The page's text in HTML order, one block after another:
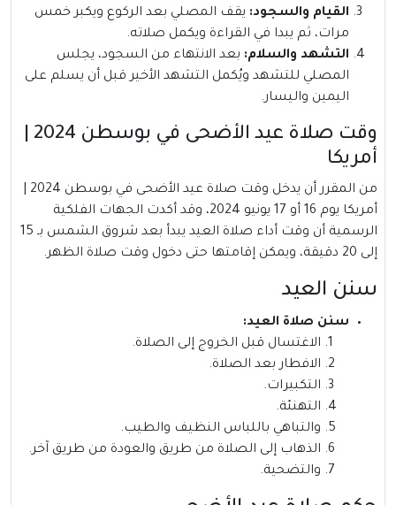
القيام والسجود: يقف المصلي بعد الركوع ويكبر خمس
مرات، ثم يبدا في القراءة ويكمل صلاته.
التشهد والسلام: بعد الانتهاء من السجود، يجلس
المصلي للتشهد ويُكمل التشهد الأخير قبل أن يسلم على
اليمين واليسار.
أمريكا
أمريكا يوم 16 أو 17 يونيو 2024، وقد أكدت الجهات الفلكية
الرسمية أن وقت أداء صلاة العيد يبدأ بعد شروق الشمس بـ 15
إلى 20 دقيقة، ويمكن إقامتها حتى دخول وقت صلاة الظهر.
سنن العيد
سنن صلاة العيد:
الاغتسال قبل الخروج إلى الصلاة.
الافطار بعد الصلاة.
التكبيرات.
التهنئة.
والتباهي باللباس النظيف والطيب.
الذهاب إلى الصلاة من طريق والعودة من طريق آخر.
والتضحية.